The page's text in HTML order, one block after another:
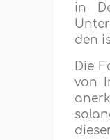
in
den
Die
von